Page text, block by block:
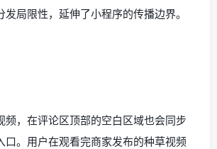
局限性，延伸了小程序的传播边界。
频，在评论区顶部的空白区域也会同步
口。用户在观看完商家发布的种草视频